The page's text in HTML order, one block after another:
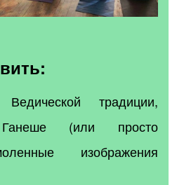
традиции,
(или просто
изображения